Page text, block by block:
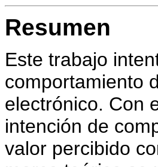
Resumen
Este trabajo
comportamiento
electrónico. Con
intención de
valor percibido